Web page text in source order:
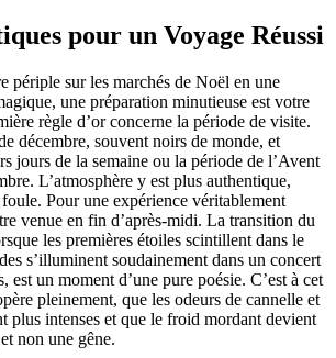
pour un Voyage Réussi
périple sur les marchés de Noël en une
une préparation minutieuse est votre
règle d’or concerne la période de visite.
décembre, souvent noirs de monde, et
jours de la semaine ou la période de l’Avent
L’atmosphère y est plus authentique,
Pour une expérience véritablement
venue en fin d’après-midi. La transition du
les premières étoiles scintillent dans le
s’illuminent soudainement dans un concert
est un moment d’une pure poésie. C’est à cet
pleinement, que les odeurs de cannelle et
plus intenses et que le froid mordant devient
non une gêne.